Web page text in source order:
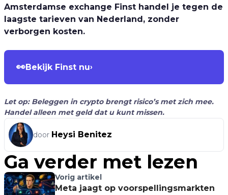
Amsterdamse exchange Finst handel je tegen de
laagste tarieven van Nederland, zonder
verborgen kosten.
👀Bekijk Finst nu›
Let op: Beleggen in crypto brengt risico’s met zich mee.
Handel alleen met geld dat u kunt missen.
door Heysi Benitez
Ga verder met lezen
Vorig artikel
Meta jaagt op voorspellingsmarkten